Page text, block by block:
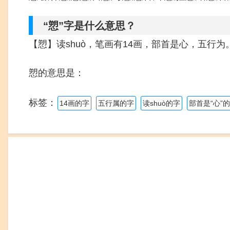
“愬”字是什么意思？
【愬】读shuò，笔画有14画，部首是心，五行为
愬的意思是：
标签： 14画的字 五行属的字 读shuò的字 部首是“心”